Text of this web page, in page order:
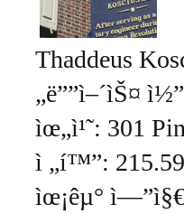
Thaddeus
„ë””ì–´ìŠ¤
ìœ„ì¹˜: 301
ì „í™”:
ìœ¡êµ°